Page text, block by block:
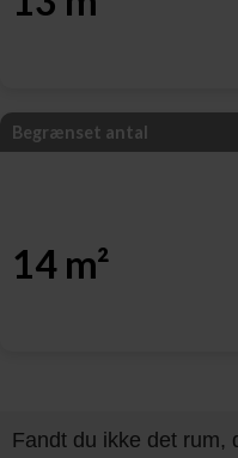
Begrænset antal
14 m²
Fandt du ikke det rum,